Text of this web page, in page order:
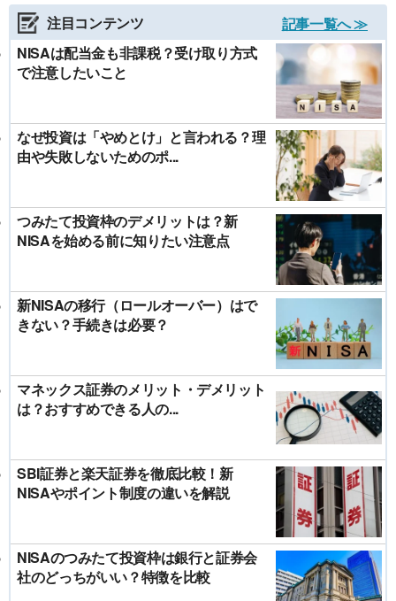
注目コンテンツ
記事一覧へ ≫
NISAは配当金も非課税？受け取り方式
で注意したいこと
なぜ投資は「やめとけ」と言われる？理
由や失敗しないためのポ...
つみたて投資枠のデメリットは？新
NISAを始める前に知りたい注意点
新NISAの移行（ロールオーバー）はで
きない？手続きは必要？
マネックス証券のメリット・デメリット
は？おすすめできる人の...
SBI証券と楽天証券を徹底比較！新
NISAやポイント制度の違いを解説
NISAのつみたて投資枠は銀行と証券会
社のどっちがいい？特徴を比較